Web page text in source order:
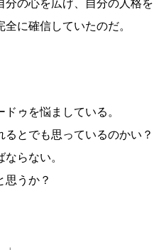
の心を広げ、自分の人格を
に確信していたのだ。
ゥを悩ましている。
とでも思っているのかい？
らない。
うか？